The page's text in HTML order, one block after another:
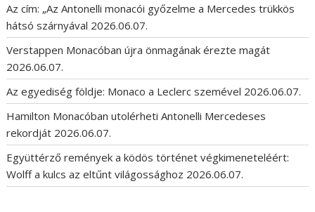
Az cím: „Az Antonelli monacói győzelme a Mercedes trükkös
hátsó szárnyával 2026.06.07.
Verstappen Monacóban újra önmagának érezte magát
2026.06.07.
Az egyediség földje: Monaco a Leclerc szemével 2026.06.07.
Hamilton Monacóban utolérheti Antonelli Mercedeses
rekordját 2026.06.07.
Együttérző remények a ködös történet végkimeneteléért:
Wolff a kulcs az eltűnt világossághoz 2026.06.07.